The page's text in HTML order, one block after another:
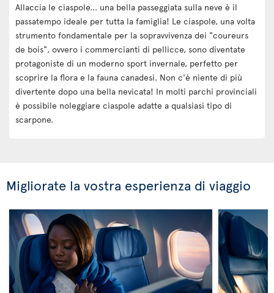
Allaccia le ciaspole... una bella passeggiata sulla neve è il
passatempo ideale per tutta la famiglia! Le ciaspole, una volta
strumento fondamentale per la sopravvivenza dei "coureurs
de bois", ovvero i commercianti di pellicce, sono diventate
protagoniste di un moderno sport invernale, perfetto per
scoprire la flora e la fauna canadesi. Non c'è niente di più
divertente dopo una bella nevicata! In molti parchi provinciali
è possibile noleggiare ciaspole adatte a qualsiasi tipo di
scarpone.
Migliorate la vostra esperienza di viaggio